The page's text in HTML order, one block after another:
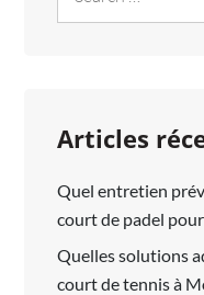
for:
Articles
Quel entretien
court de padel
Quelles solutions
court de tennis à